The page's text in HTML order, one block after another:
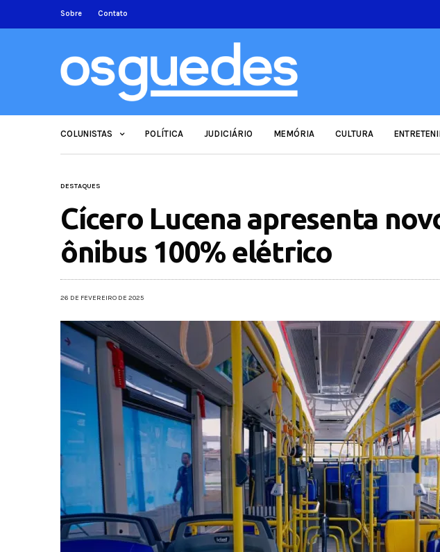
Sobre Contato
COLUNISTAS POLÍTICA JUDICIÁRIO MEMÓRIA CULTURA
DESTAQUES
Cícero Lucena apresenta
ônibus 100% elétrico
26 DE FEVEREIRO DE 2025